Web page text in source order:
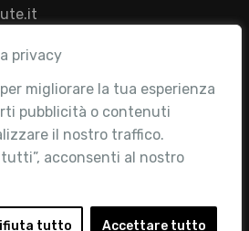
privacy
migliorare la tua esperienza
pubblicità o contenuti
il nostro traffico.
acconsenti al nostro
tutto Accettare tutto